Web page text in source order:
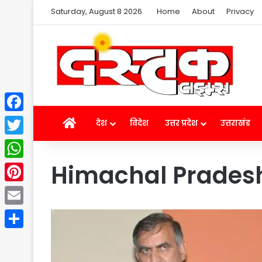
Saturday, August 8 2026 Home About Privacy
Homeदेश विदेश उत्तर प्रदेश उत्तराखंड
Himachal
Facebook
Twitter
WhatsApp
Pinterest
Email